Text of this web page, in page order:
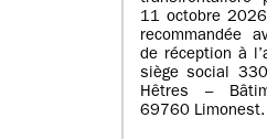
11 octobre
recommandée
de réception à
siège social
Hêtres –
69760 Limonest.